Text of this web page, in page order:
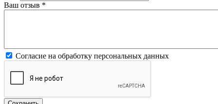
Ваш отзыв *
Согласие на обработку персональных данных